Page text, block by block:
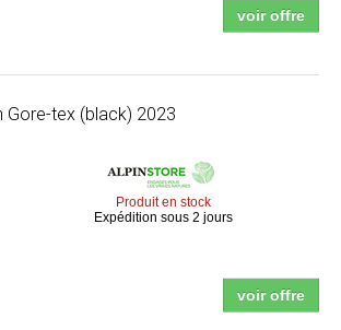
voir offre
Gore-tex (black) 2023
Produit en stock
Expédition sous 2 jours
voir offre